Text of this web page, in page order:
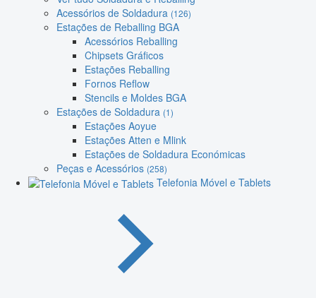
Acessórios de Soldadura (126)
Estações de Reballing BGA
Acessórios Reballing
Chipsets Gráficos
Estações Reballing
Fornos Reflow
Stencils e Moldes BGA
Estações de Soldadura (1)
Estações Aoyue
Estações Atten e Mlink
Estações de Soldadura Económicas
Peças e Acessórios (258)
Telefonia Móvel e Tablets